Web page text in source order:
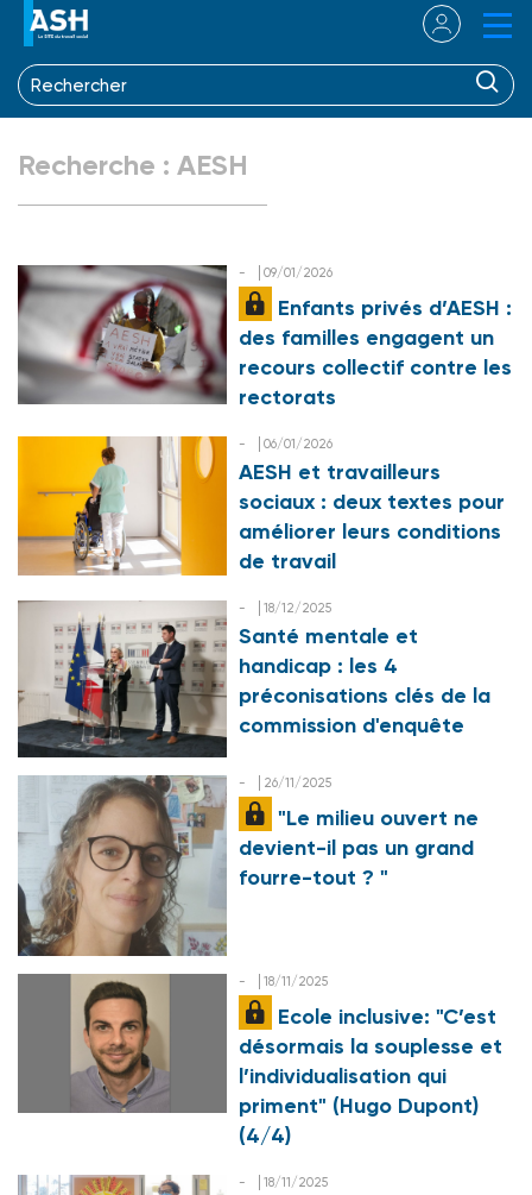
Recherche : AESH
- 09/01/2026
Enfants privés d’AESH :
des familles engagent un
recours collectif contre les
rectorats
- 06/01/2026
AESH et travailleurs
sociaux : deux textes pour
améliorer leurs conditions
de travail
- 18/12/2025
Santé mentale et
handicap : les 4
préconisations clés de la
commission d'enquête
- 26/11/2025
"Le milieu ouvert ne
devient-il pas un grand
fourre-tout ? "
- 18/11/2025
Ecole inclusive: "C’est
désormais la souplesse et
l’individualisation qui
priment" (Hugo Dupont)
(4/4)
- 18/11/2025